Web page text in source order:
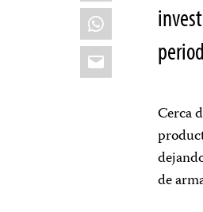
WhatsApp
Email
Cerca
de